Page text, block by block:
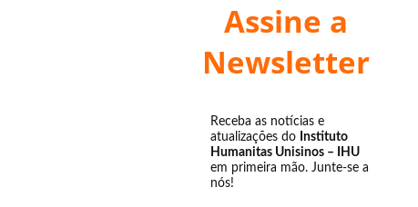
Assine a
Newsletter
Receba as notícias e
atualizações do Instituto
Humanitas Unisinos – IHU
em primeira mão. Junte-se a
nós!